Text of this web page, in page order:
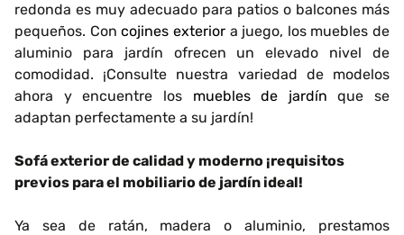
redonda es muy adecuado para patios o balcones más
pequeños. Concojines exteriora juego, los muebles de
aluminio para jardín ofrecen un elevado nivel de
comodidad. ¡Consulte nuestra variedad de modelos
ahora y encuentre los muebles de jardín que se
adaptan perfectamente a su jardín!
Sofá exterior de calidad y moderno ¡requisitos
previos para el mobiliario de jardín ideal!
Ya sea de ratán, madera o aluminio, prestamos